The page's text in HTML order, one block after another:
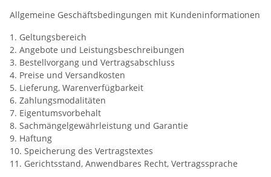
Allgemeine Geschäftsbedingungen mit Kundeninformationen
1. Geltungsbereich
2. Angebote und Leistungsbeschreibungen
3. Bestellvorgang und Vertragsabschluss
4. Preise und Versandkosten
5. Lieferung, Warenverfügbarkeit
6. Zahlungsmodalitäten
7. Eigentumsvorbehalt
8. Sachmängelgewährleistung und Garantie
9. Haftung
10. Speicherung des Vertragstextes
11. Gerichtsstand, Anwendbares Recht, Vertragssprache